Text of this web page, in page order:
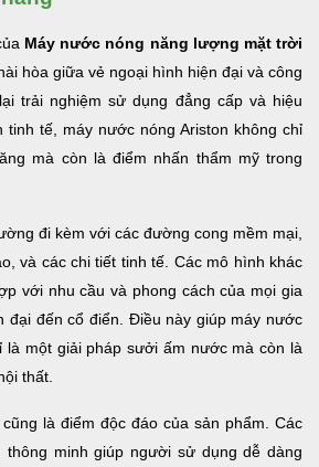
Máy nước nóng năng lượng mặt trời
hòa giữa vẻ ngoại hình hiện đại và công
trải nghiệm sử dụng đẳng cấp và hiệu
tinh tế, máy nước nóng Ariston không chỉ
mà còn là điểm nhấn thẩm mỹ trong
đi kèm với các đường cong mềm mại,
và các chi tiết tinh tế. Các mô hình khác
với nhu cầu và phong cách của mọi gia
đại đến cổ điển. Điều này giúp máy nước
là một giải pháp sưởi ấm nước mà còn là
thất.
là điểm độc đáo của sản phẩm. Các
thông minh giúp người sử dụng dễ dàng